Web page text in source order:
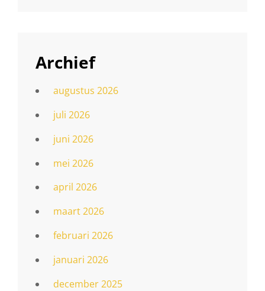
Archief
augustus 2026
juli 2026
juni 2026
mei 2026
april 2026
maart 2026
februari 2026
januari 2026
december 2025